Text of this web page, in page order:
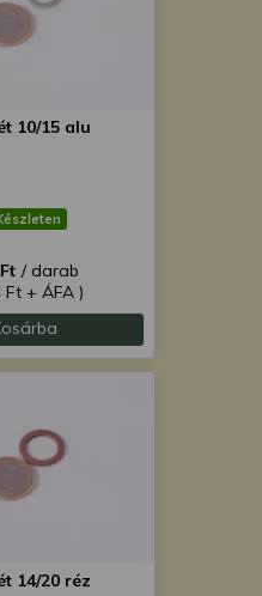
10/15 alu
/ darab
Ft + ÁFA )
14/20 réz